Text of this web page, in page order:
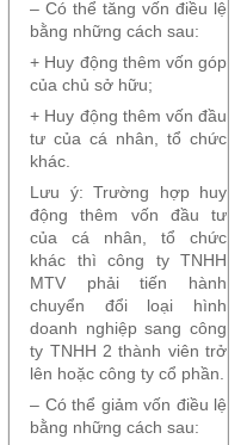
– Có thể tăng vốn điều lệ
bằng những cách sau:
+ Huy động thêm vốn góp
của chủ sở hữu;
+ Huy động thêm vốn đầu
tư của cá nhân, tổ chức
khác.
Lưu ý: Trường hợp huy
động thêm vốn đầu tư
của cá nhân, tổ chức
khác thì công ty TNHH
MTV phải tiến hành
chuyển đổi loại hình
doanh nghiệp sang công
ty TNHH 2 thành viên trở
lên hoặc công ty cổ phần.
– Có thể giảm vốn điều lệ
bằng những cách sau: